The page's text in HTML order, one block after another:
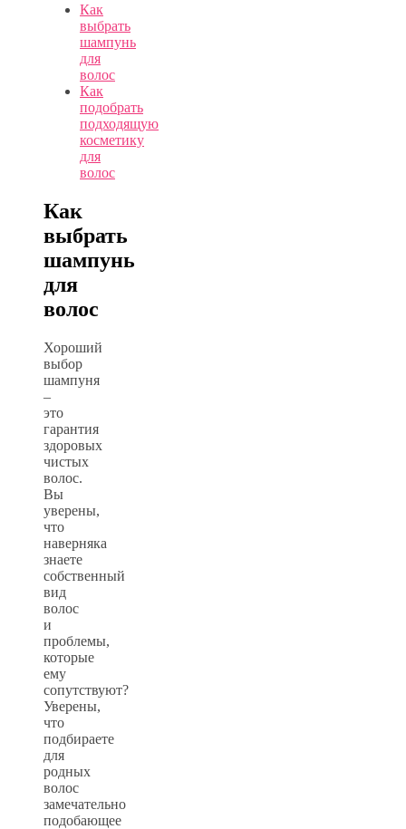
Как
выбрать
шампунь
для
волос
Как
подобрать
подходящую
косметику
для
волос
Как
выбрать
шампунь
для
волос
Хороший
выбор
шампуня
–
это
гарантия
здоровых
чистых
волос.
Вы
уверены,
что
наверняка
знаете
собственный
вид
волос
и
проблемы,
которые
ему
сопутствуют?
Уверены,
что
подбираете
для
родных
волос
замечательно
подобающее